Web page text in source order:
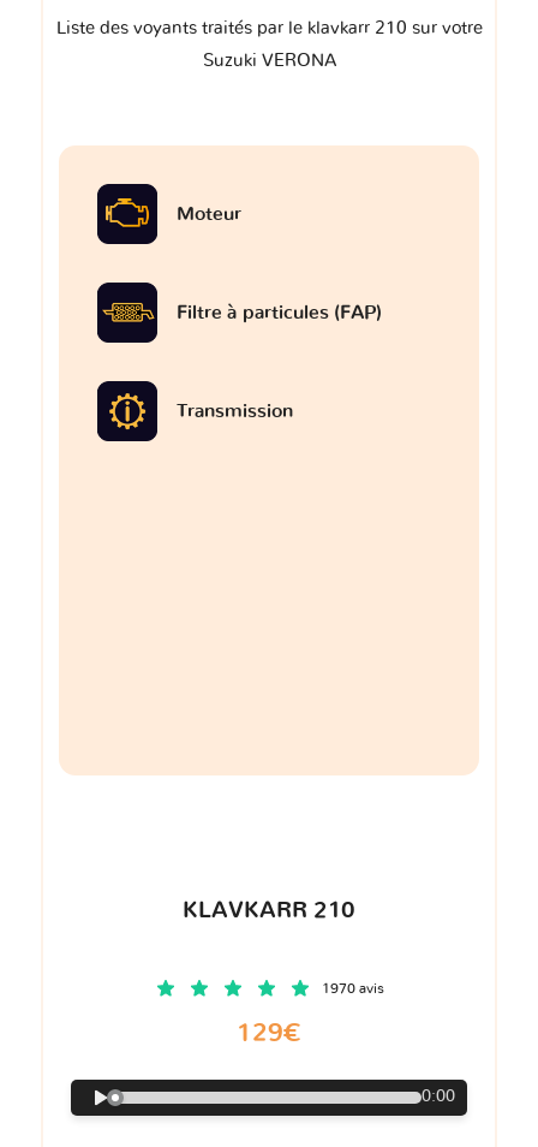
Liste des voyants traités par le klavkarr 210 sur votre
Suzuki VERONA
Moteur
Filtre à particules (FAP)
Transmission
KLAVKARR 210
1970 avis
129€
0:00